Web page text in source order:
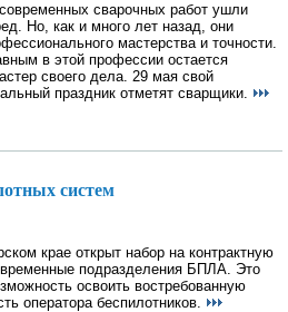
сварочных работ ушли
Но, как и много лет назад, они
мастерства и точности.
в этой профессии остается
своего дела. 29 мая свой
праздник отметят сварщики.
систем
крае открыт набор на контрактную
подразделения БПЛА. Это
освоить востребованную
оператора беспилотников.